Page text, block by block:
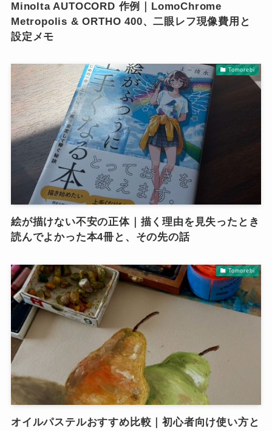
Minolta AUTOCORD 作例｜LomoChrome
Metropolis & ORTHO 400、二眼レフ現像費用と
設定メモ
Tomorebi
絵が描けない不安の正体｜描く理由を見失ったとき
読んでよかった本4冊と、その先の話
Tomorebi
オイルパステルおすすめ比較｜初心者向け使い方と